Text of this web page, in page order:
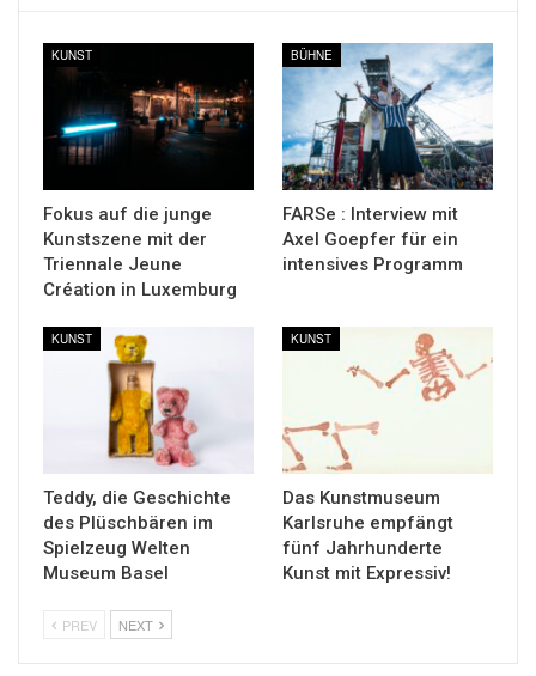
KUNST
Fokus auf die junge
Kunstszene mit der
Triennale Jeune
Création in Luxemburg
BÜHNE
FARSe : Interview mit
Axel Goepfer für ein
intensives Programm
KUNST
Teddy, die Geschichte
des Plüschbären im
Spielzeug Welten
Museum Basel
KUNST
Das Kunstmuseum
Karlsruhe empfängt
fünf Jahrhunderte
Kunst mit Expressiv!
PREV NEXT